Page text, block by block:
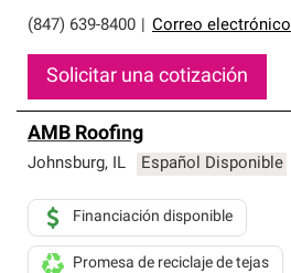
(847) 639-8400 Correo electrónico
Solicitar una cotización
AMB Roofing
Johnsburg, IL Español Disponible
Financiación disponible
Promesa de reciclaje de tejas